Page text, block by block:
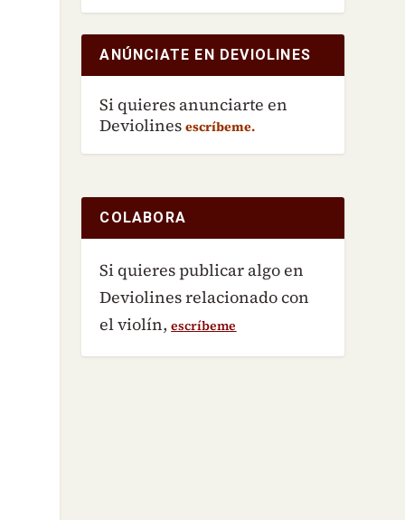
ANÚNCIATE EN DEVIOLINES
Si quieres anunciarte en
Deviolinesescríbeme.
COLABORA
Si quieres publicar algo en
Deviolines relacionado con
el violín,escríbeme